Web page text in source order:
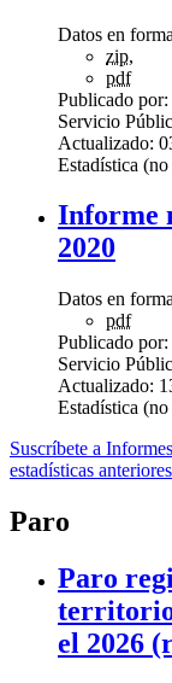
Datos en
zip,
pdf
Publicado por:
Servicio
Actualizado:
Estadística
Informe
2020
Datos en
pdf
Publicado por:
Servicio
Actualizado:
Estadística
Suscríbete a
estadísticas anteriores
Paro
Paro
el 2026